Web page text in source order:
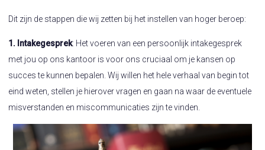
Dit zijn de stappen die wij zetten bij het instellen van hoger beroep:
1. Intakegesprek: Het voeren van een persoonlijk intakegesprek
met jou op ons kantoor is voor ons cruciaal om je kansen op
succes te kunnen bepalen. Wij willen het hele verhaal van begin tot
eind weten, stellen je hierover vragen en gaan na waar de eventuele
misverstanden en miscommunicaties zijn te vinden.